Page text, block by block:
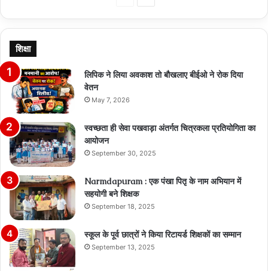
शिक्षा
लिपिक ने लिया अवकाश तो बौखलाए बीईओ ने रोक दिया
वेतन
May 7, 2026
स्वच्छता ही सेवा पखवाड़ा अंतर्गत चित्रकला प्रतियोगिता का
आयोजन
September 30, 2025
Narmdapuram : एक पंखा पितृ के नाम अभियान में
सहयोगी बने शिक्षक
September 18, 2025
स्कूल के पूर्व छात्रों ने किया रिटायर्ड शिक्षकों का सम्मान
September 13, 2025